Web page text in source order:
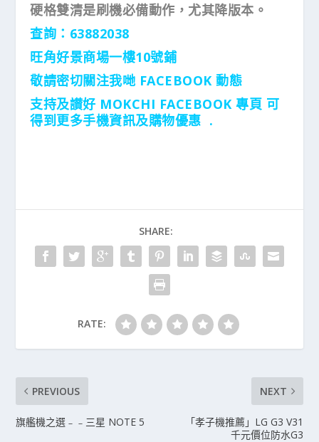
硬格雙清是刷機必備動作，尤其降版本。
查詢：63882038
旺角好景商場一樓10號鋪
敬請密切關注我哋 FACEBOOK 動態
支持及讃好 MOKCHI FACEBOOK 專頁 可
得到更多手機資訊及購物優惠 .
SHARE:
RATE:
PREVIOUS
旗艦機之選﹣﹣三星 NOTE 5
NEXT
「孝子機推薦」LG G3 V31
千元價位防水G3